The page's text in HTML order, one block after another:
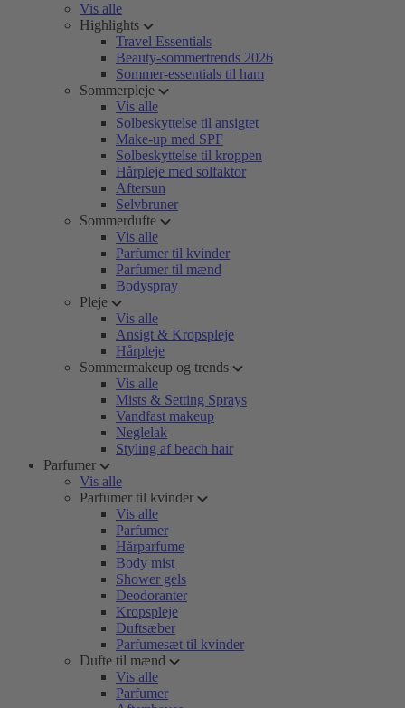
Vis alle
Highlights
Travel Essentials
Beauty-sommertrends 2026
Sommer-essentials til ham
Sommerpleje
Vis alle
Solbeskyttelse til ansigtet
Make-up med SPF
Solbeskyttelse til kroppen
Hårpleje med solfaktor
Aftersun
Selvbruner
Sommerdufte
Vis alle
Parfumer til kvinder
Parfumer til mænd
Bodyspray
Pleje
Vis alle
Ansigt & Kropspleje
Hårpleje
Sommermakeup og trends
Vis alle
Mists & Setting Sprays
Vandfast makeup
Neglelak
Styling af beach hair
Parfumer
Vis alle
Parfumer til kvinder
Vis alle
Parfumer
Hårparfume
Body mist
Shower gels
Deodoranter
Kropspleje
Duftsæber
Parfumesæt til kvinder
Dufte til mænd
Vis alle
Parfumer